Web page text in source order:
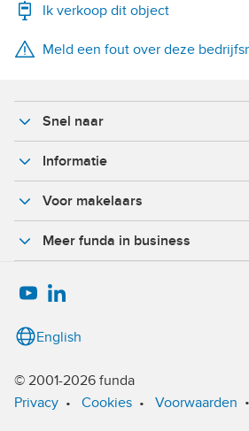
WhatsApp
X
Ik verkoop dit object
Meld een fout over deze
Snel naar
Informatie
Voor makelaars
Meer funda in business
© 2001-2026 funda
Privacy • Cookies • Voorwaarden •
English